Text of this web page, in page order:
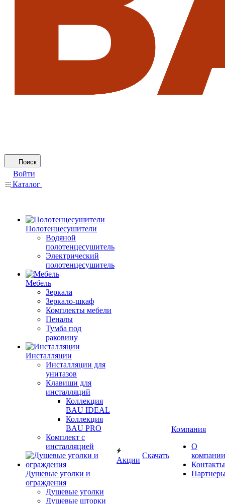
Поиск
Войти
Каталог
Полотенцесушители
Водяной
полотенцесушитель
Электрический
полотенцесушитель
Мебель
Зеркала
Зеркало-шкаф
Комплекты мебели
Пеналы
Тумба под
раковину
Инсталляции
Инсталляции для
унитазов
Клавиши для
инсталляций
Коллекция
BAU IDEAL
Коллекция
BAU PRO
Комплект с
инсталляцией
Душевые уголки и
ограждения
Душевые уголки
Душевые шторки
Акции
Скачать
Компания
О
компании
Контакты